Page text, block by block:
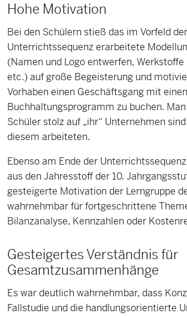
Hohe Motivation
Bei den Schülern stieß das im Vorfeld der
Unterrichtssequenz erarbeitete
(Namen und Logo entwerfen,
etc.) auf große Begeisterung und
Vorhaben einen Geschäftsgang mit
Buchhaltungsprogramm zu buchen.
Schüler stolz auf „ihr“ Unternehmen
diesem arbeiteten.
Ebenso am Ende der
aus den Jahresstoff der 10.
gesteigerte Motivation der Lerngruppe
wahrnehmbar für fortgeschrittene
Bilanzanalyse, Kennzahlen oder
Gesteigertes Verständnis für
Gesamtzusammenhänge
Es war deutlich wahrnehmbar, dass
Fallstudie und die handlungsorientierte